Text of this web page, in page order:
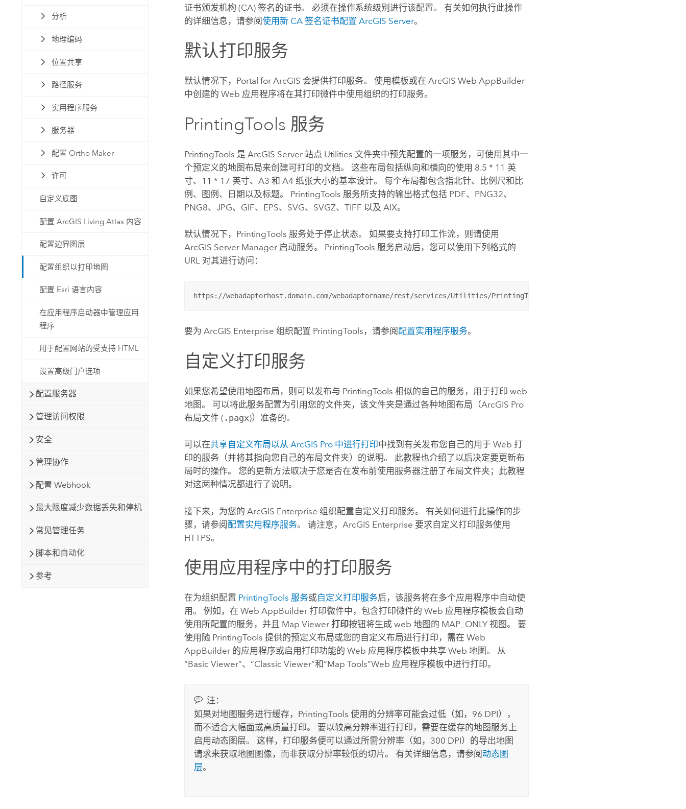
分析
地理编码
位置共享
路径服务
实用程序服务
服务器
配置 Ortho Maker
许可
自定义底图
配置 ArcGIS Living Atlas 内容
配置边界图层
配置组织以打印地图
配置 Esri 语言内容
在应用程序启动器中管理应用
程序
用于配置网站的受支持 HTML
设置高级门户选项
配置服务器
管理访问权限
安全
管理协作
配置 Webhook
最大限度减少数据丢失和停机
常见管理任务
脚本和自动化
参考
证书颁发机构 (CA) 签名的证书。 必须在操作系统级别进行该配置。 有关如何执行此操作
的详细信息，请参阅使用新 CA 签名证书配置ArcGIS Server。
默认打印服务
默认情况下， Portal for ArcGIS 会提供打印服务。 使用模板或在ArcGIS Web AppBuilder
中创建的 Web 应用程序将在其打印微件中使用组织的打印服务。
PrintingTools 服务
PrintingTools 是ArcGIS Server 站点 Utilities 文件夹中预先配置的一项服务，可使用其中一
个预定义的地图布局来创建可打印的文档。 这些布局包括纵向和横向的使用 8.5 * 11 英
寸、11 * 17 英寸、A3 和 A4 纸张大小的基本设计。 每个布局都包含指北针、比例尺和比
例、图例、日期以及标题。 PrintingTools 服务所支持的输出格式包括 PDF、PNG32、
PNG8、JPG、GIF、EPS、SVG、SVGZ、TIFF 以及 AIX。
默认情况下，PrintingTools 服务处于停止状态。 如果要支持打印工作流，则请使用
ArcGIS Server Manager 启动服务。 PrintingTools 服务启动后，您可以使用下列格式的
URL 对其进行访问：
https://webadaptorhost.domain.com/webadaptorname/rest/services/Utilities/PrintingTools/GPServer/
要为ArcGIS Enterprise 组织配置 PrintingTools，请参阅 配置实用程序服务。
自定义打印服务
如果您希望使用地图布局，则可以发布与 PrintingTools 相似的自己的服务，用于打印 web
地图。 可以将此服务配置为引用您的文件夹，该文件夹是通过各种地图布局（ArcGIS Pro
布局文件 ( .pagx)）准备的。
可以在共享自定义布局以从ArcGIS Pro 中进行打印中找到有关发布您自己的用于 Web 打
印的服务（并将其指向您自己的布局文件夹）的说明。 此教程也介绍了以后决定要更新布
局时的操作。 您的更新方法取决于您是否在发布前使用服务器注册了布局文件夹；此教程
对这两种情况都进行了说明。
接下来，为您的ArcGIS Enterprise 组织配置自定义打印服务。 有关如何进行此操作的步
骤，请参阅配置实用程序服务。 请注意，ArcGIS Enterprise 要求自定义打印服务使用
HTTPS。
使用应用程序中的打印服务
在为组织配置 PrintingTools 服务或自定义打印服务后，该服务将在多个应用程序中自动使
用。 例如，在Web AppBuilder 打印微件中，包含打印微件的 Web 应用程序模板会自动
使用所配置的服务，并且 Map Viewer 打印按钮将生成 web 地图的 MAP_ONLY 视图。 要
使用随 PrintingTools 提供的预定义布局或您的自定义布局进行打印，需在Web
AppBuilder 的应用程序或启用打印功能的 Web 应用程序模板中共享 Web 地图。 从
“Basic Viewer”、“Classic Viewer”和“Map Tools”Web 应用程序模板中进行打印。
注：
如果对地图服务进行缓存，PrintingTools 使用的分辨率可能会过低（如，96 DPI），
而不适合大幅面或高质量打印。 要以较高分辨率进行打印，需要在缓存的地图服务上
启用动态图层。 这样，打印服务便可以通过所需分辨率（如，300 DPI）的导出地图
请求来获取地图图像，而非获取分辨率较低的切片。 有关详细信息，请参阅动态图
层。